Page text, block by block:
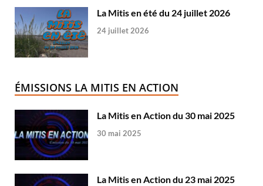
La Mitis en été du 24 juillet 2026
24 juillet 2026
ÉMISSIONS LA MITIS EN ACTION
La Mitis en Action du 30 mai 2025
30 mai 2025
La Mitis en Action du 23 mai 2025